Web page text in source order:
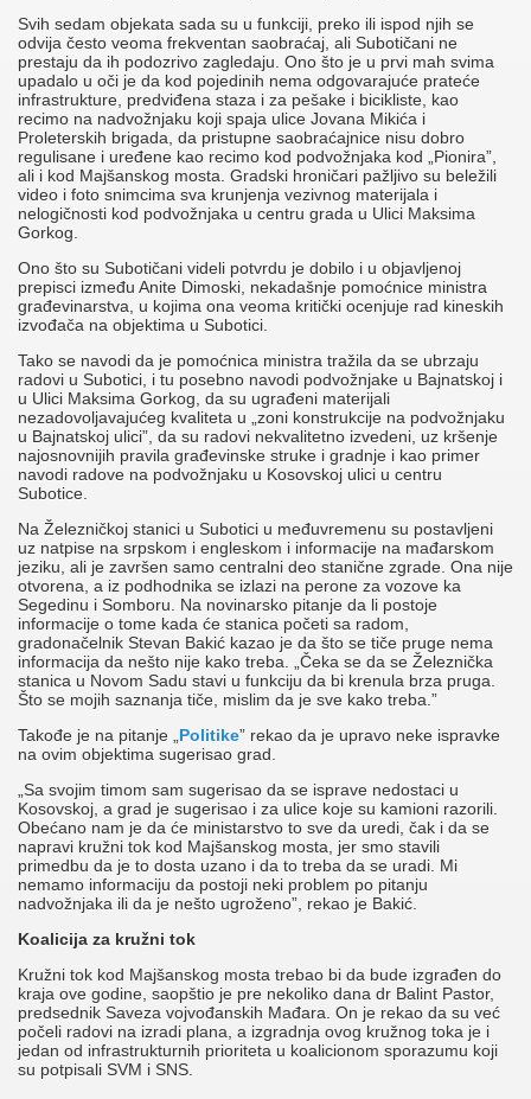
Svih sedam objekata sada su u funkciji, preko ili ispod njih se
odvija često veoma frekventan saobraćaj, ali Subotičani ne
prestaju da ih podozrivo zagledaju. Ono što je u prvi mah svima
upadalo u oči je da kod pojedinih nema odgovarajuće prateće
infrastrukture, predviđena staza i za pešake i bicikliste, kao
recimo na nadvožnjaku koji spaja ulice Jovana Mikića i
Proleterskih brigada, da pristupne saobraćajnice nisu dobro
regulisane i uređene kao recimo kod podvožnjaka kod „Pionira”,
ali i kod Majšanskog mosta. Gradski hroničari pažljivo su beležili
video i foto snimcima sva krunjenja vezivnog materijala i
nelogičnosti kod podvožnjaka u centru grada u Ulici Maksima
Gorkog.
Ono što su Subotičani videli potvrdu je dobilo i u objavljenoj
prepisci između Anite Dimoski, nekadašnje pomoćnice ministra
građevinarstva, u kojima ona veoma kritički ocenjuje rad kineskih
izvođača na objektima u Subotici.
Tako se navodi da je pomoćnica ministra tražila da se ubrzaju
radovi u Subotici, i tu posebno navodi podvožnjake u Bajnatskoj i
u Ulici Maksima Gorkog, da su ugrađeni materijali
nezadovoljavajućeg kvaliteta u „zoni konstrukcije na podvožnjaku
u Bajnatskoj ulici”, da su radovi nekvalitetno izvedeni, uz kršenje
najosnovnijih pravila građevinske struke i gradnje i kao primer
navodi radove na podvožnjaku u Kosovskoj ulici u centru
Subotice.
Na Železničkoj stanici u Subotici u međuvremenu su postavljeni
uz natpise na srpskom i engleskom i informacije na mađarskom
jeziku, ali je završen samo centralni deo stanične zgrade. Ona nije
otvorena, a iz podhodnika se izlazi na perone za vozove ka
Segedinu i Somboru. Na novinarsko pitanje da li postoje
informacije o tome kada će stanica početi sa radom,
gradonačelnik Stevan Bakić kazao je da što se tiče pruge nema
informacija da nešto nije kako treba. „Čeka se da se Železnička
stanica u Novom Sadu stavi u funkciju da bi krenula brza pruga.
Što se mojih saznanja tiče, mislim da je sve kako treba.”
Takođe je na pitanje „Politike” rekao da je upravo neke ispravke
na ovim objektima sugerisao grad.
„Sa svojim timom sam sugerisao da se isprave nedostaci u
Kosovskoj, a grad je sugerisao i za ulice koje su kamioni razorili.
Obećano nam je da će ministarstvo to sve da uredi, čak i da se
napravi kružni tok kod Majšanskog mosta, jer smo stavili
primedbu da je to dosta uzano i da to treba da se uradi. Mi
nemamo informaciju da postoji neki problem po pitanju
nadvožnjaka ili da je nešto ugroženo”, rekao je Bakić.
Koalicija za kružni tok
Kružni tok kod Majšanskog mosta trebao bi da bude izgrađen do
kraja ove godine, saopštio je pre nekoliko dana dr Balint Pastor,
predsednik Saveza vojvođanskih Mađara. On je rekao da su već
počeli radovi na izradi plana, a izgradnja ovog kružnog toka je i
jedan od infrastrukturnih prioriteta u koalicionom sporazumu koji
su potpisali SVM i SNS.